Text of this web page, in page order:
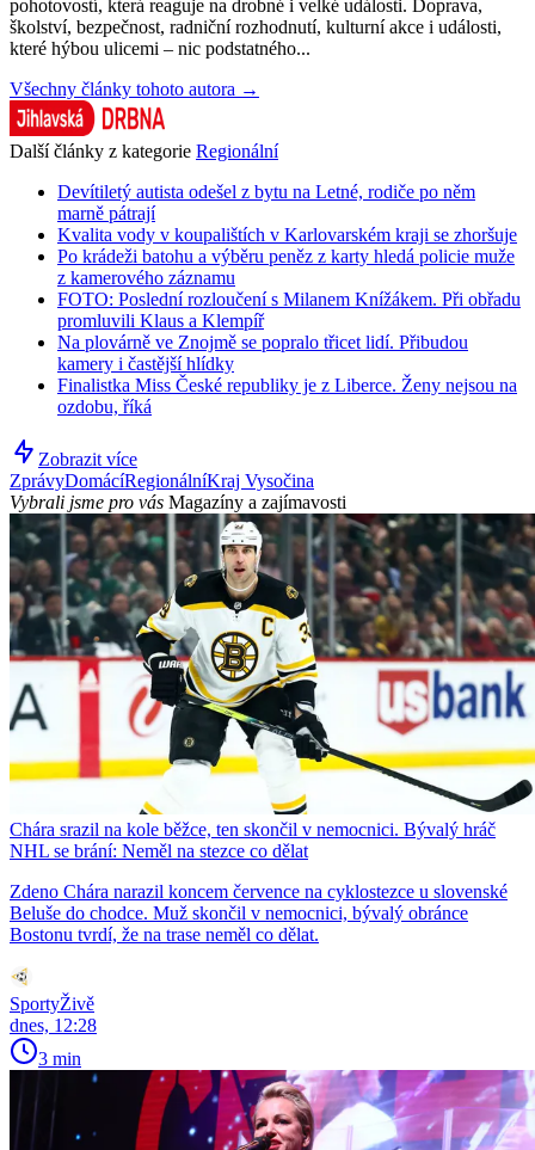
pohotovostí, která reaguje na drobné i velké události. Doprava,
školství, bezpečnost, radniční rozhodnutí, kulturní akce i události,
které hýbou ulicemi – nic podstatného...
Všechny články tohoto autora →
Další články z kategorie Regionální
Devítiletý autista odešel z bytu na Letné, rodiče po něm
marně pátrají
Kvalita vody v koupalištích v Karlovarském kraji se zhoršuje
Po krádeži batohu a výběru peněz z karty hledá policie muže
z kamerového záznamu
FOTO: Poslední rozloučení s Milanem Knížákem. Při obřadu
promluvili Klaus a Klempíř
Na plovárně ve Znojmě se popralo třicet lidí. Přibudou
kamery i častější hlídky
Finalistka Miss České republiky je z Liberce. Ženy nejsou na
ozdobu, říká
Zobrazit více
ZprávyDomácíRegionálníKraj Vysočina
Vybrali jsme pro vás Magazíny a zajímavosti
Chára srazil na kole běžce, ten skončil v nemocnici. Bývalý hráč
NHL se brání: Neměl na stezce co dělat
Zdeno Chára narazil koncem července na cyklostezce u slovenské
Beluše do chodce. Muž skončil v nemocnici, bývalý obránce
Bostonu tvrdí, že na trase neměl co dělat.
SportyŽivě
dnes, 12:28
3 min